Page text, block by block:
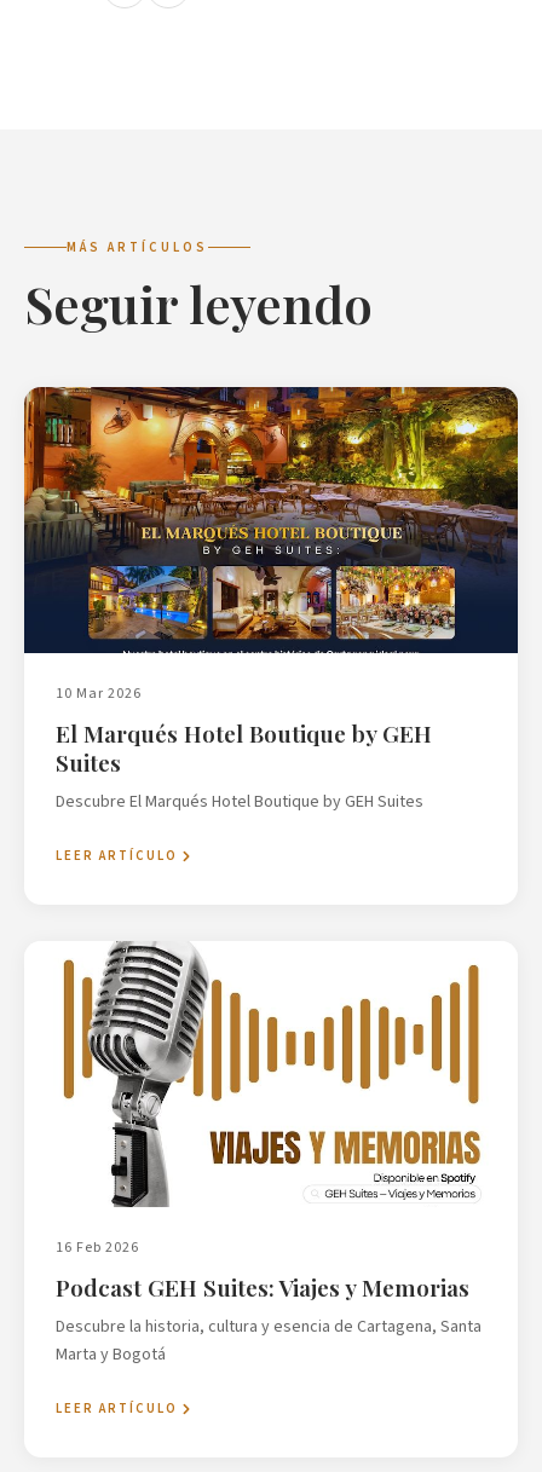
MÁS ARTÍCULOS
Seguir leyendo
10 Mar 2026
El Marqués Hotel Boutique by GEH
Suites
Descubre El Marqués Hotel Boutique by GEH Suites
LEER ARTÍCULO
16 Feb 2026
Podcast GEH Suites: Viajes y Memorias
Descubre la historia, cultura y esencia de Cartagena, Santa
Marta y Bogotá
LEER ARTÍCULO